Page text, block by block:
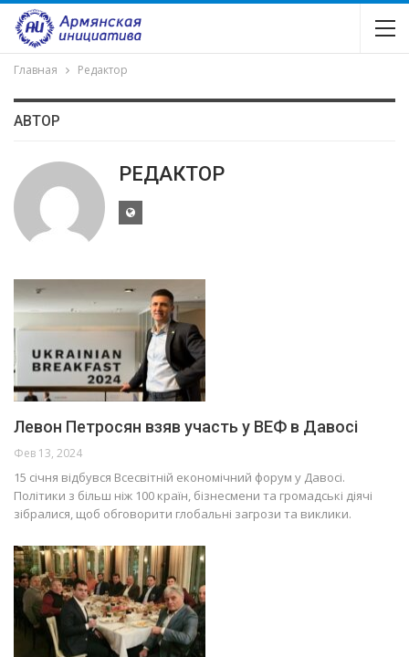
Главная Редактор
АВТОР
РЕДАКТОР
Левон Петросян взяв участь у ВЕФ в Давосі
Фев 13, 2024
15 січня відбувся Всесвітній економічний форум у Давосі.
Політики з більш ніж 100 країн, бізнесмени та громадські діячі
зібралися, щоб обговорити глобальні загрози та виклики.